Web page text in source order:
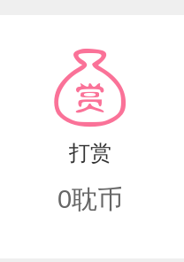
打赏
0耽币